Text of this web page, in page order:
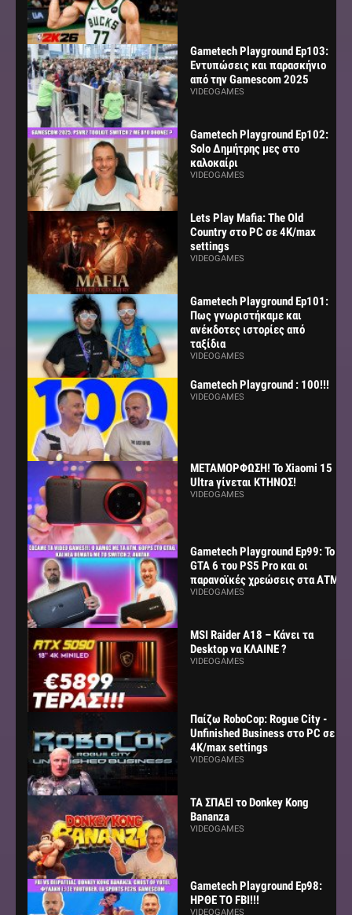
Gametech Playground Ep103:
Εντυπώσεις και παρασκήνιο
από την Gamescom 2025
VIDEOGAMES
Gametech Playground Ep102:
Solo Δημήτρης μες στο
καλοκαίρι
VIDEOGAMES
Lets Play Mafia: The Old
Country στο PC σε 4K/max
settings
VIDEOGAMES
Gametech Playground Ep101:
Πως γνωριστήκαμε και
ανέκδοτες ιστορίες από
ταξίδια
VIDEOGAMES
Gametech Playground : 100!!!
VIDEOGAMES
ΜΕΤΑΜΟΡΦΩΣΗ! Το Xiaomi 15
Ultra γίνεται ΚΤΗΝΟΣ!
VIDEOGAMES
Gametech Playground Ep99: Το
GTA 6 του PS5 Pro και οι
παρανοϊκές χρεώσεις στα ΑΤΜ
VIDEOGAMES
MSI Raider A18 – Κάνει τα
Desktop να ΚΛΑΙΝΕ ?
VIDEOGAMES
Παίζω RoboCop: Rogue City -
Unfinished Business στο PC σε
4K/max settings
VIDEOGAMES
ΤΑ ΣΠΑΕΙ το Donkey Kong
Bananza
VIDEOGAMES
Gametech Playground Ep98:
ΗΡΘΕ ΤΟ FBI!!!
VIDEOGAMES